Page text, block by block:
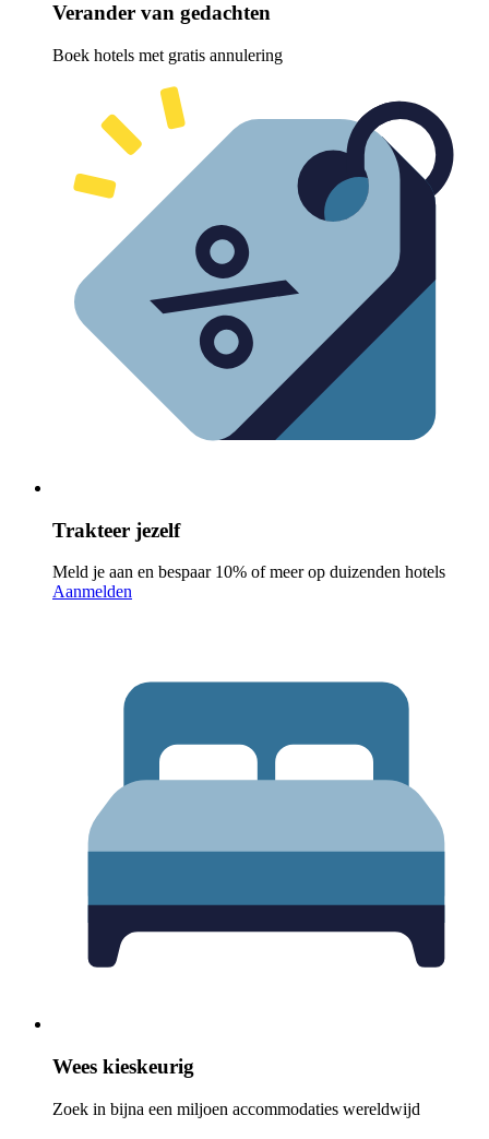
Verander van gedachten
Boek hotels met gratis annulering
Trakteer jezelf
Meld je aan en bespaar 10% of meer op duizenden hotels
Aanmelden
Wees kieskeurig
Zoek in bijna een miljoen accommodaties wereldwijd